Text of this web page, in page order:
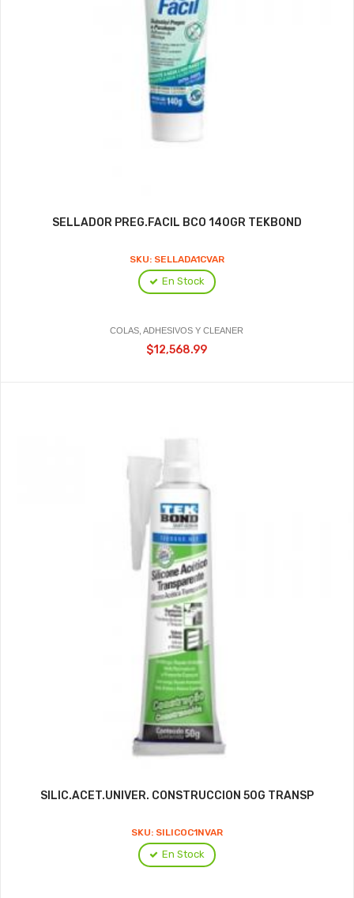
SELLADOR PREG.FACIL BCO 140GR TEKBOND
SKU: SELLADA1CVAR
En Stock
COLAS, ADHESIVOS Y CLEANER
$12,568.99
SILIC.ACET.UNIVER. CONSTRUCCION 50G TRANSP
SKU: SILICOC1NVAR
En Stock